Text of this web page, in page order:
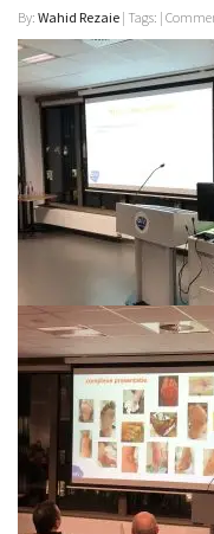
By: Wahid Rezaie | Tags: |